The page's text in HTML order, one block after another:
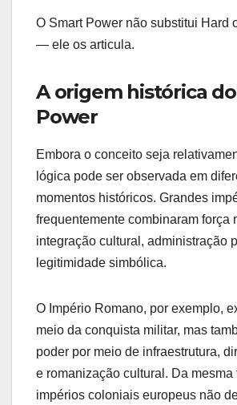
O Smart Power não substitui Hard
— ele os articula.
A origem histórica
Power
Embora o conceito seja
lógica pode ser observada em
momentos históricos. Grandes
frequentemente combinaram força
integração cultural, administração
legitimidade simbólica.
O Império Romano, por exemplo,
meio da conquista militar, mas
poder por meio de infraestrutura,
e romanização cultural. Da mesma
impérios coloniais europeus não